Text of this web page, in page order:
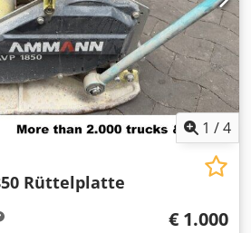
1 /4
Rüttelplatte
€ 1.000